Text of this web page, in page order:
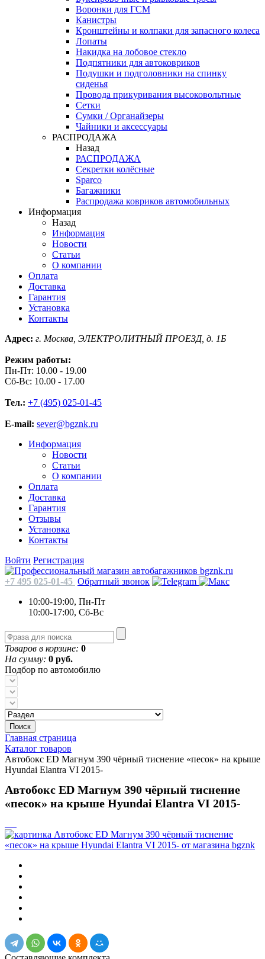
Воронки для ГСМ
Канистры
Кронштейны и колпаки для запасного колеса
Лопаты
Накидка на лобовое стекло
Подпятники для автоковриков
Подушки и подголовники на спинку
сиденья
Провода прикуривания высоковольтные
Сетки
Сумки / Органайзеры
Чайники и аксессуары
РАСПРОДАЖА
Назад
РАСПРОДАЖА
Секретки колёсные
Sparco
Багажники
Распродажа ковриков автомобильных
Информация
Назад
Информация
Новости
Статьи
О компании
Оплата
Доставка
Гарантия
Установка
Контакты
Адрес: г. Москва, ЭЛЕКТРОЛИТНЫЙ ПРОЕЗД, д. 1Б
Режим работы:
Пн-Пт: 10.00 - 19.00
Сб-Вс: 10.00 - 17.00
Тел.: +7 (495) 025-01-45
E-mail: sever@bgznk.ru
Информация
Новости
Статьи
О компании
Оплата
Доставка
Гарантия
Отзывы
Установка
Контакты
Войти Регистрация
+7 495 025-01-45 Обратный звонок
10:00-19:00, Пн-Пт
10:00-17:00, Сб-Вс
Товаров в корзине: 0
На сумму: 0 руб.
Подбор по автомобилю
Поиск
Главная страница
Каталог товаров
Автобокс ED Магнум 390 чёрный тиснение «песок» на крыше
Hyundai Elantra VI 2015-
Автобокс ED Магнум 390 чёрный тиснение
«песок» на крыше Hyundai Elantra VI 2015-